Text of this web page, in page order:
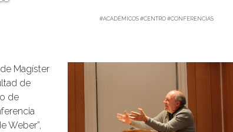
#ACADÉMICOS #CENTRO #CONFERENCIAS
Magíster
de
de
Weber”,